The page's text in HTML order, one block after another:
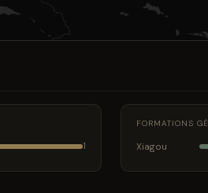
1
FORMATIONS
Xiagou